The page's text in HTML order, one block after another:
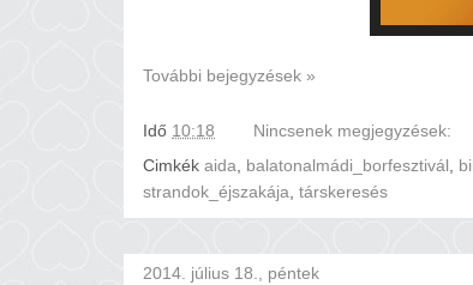
További bejegyzések »
Idő 10:18
Nincsenek megjegyzések:
Cimkék aida balatonalmádi_borfesztivál
strandok_éjszakája társkeresés
2014. július 18., péntek